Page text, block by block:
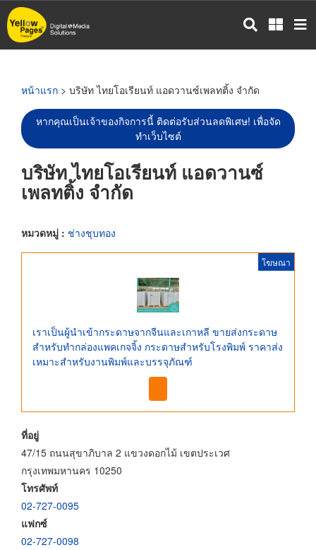
ข้าม
ไป
หน้าแรก > บริษัท ไทยโอเรียนท์ แอดวานซ์เพลทติ้ง จำกัด
หากคุณเป็นเจ้าของกิจการนี้ ติดต่อรับส่วนลดพิเศษ! เพื่อจัด
ทำเว็บไซต์
บริษัท ไทยโอเรียนท์ แอดวานซ์
เพลทติ้ง จำกัด
หมวดหมู่ : ช่างชุบทอง
โฆษณา
เราเป็นผู้นำเข้ากระดาษจากจีนและเกาหลี ขายส่งกระดาษ
สำหรับทำกล่องแพคเกจจิ้ง กระดาษสำหรับโรงพิมพ์ ราคาส่ง
เหมาะสำหรับงานพิมพ์และบรรจุภัณฑ์
ที่อยู่
47/15 ถนนสุขาภิบาล 2 แขวงดอกไม้ เขตประเวศ
กรุงเทพมหานคร 10250
โทรศัพท์
02-727-0095
แฟกซ์
02-727-0098